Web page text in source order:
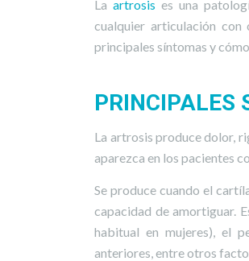
Laartrosis es una
cualquier articulación
principales síntomas y
PRINCIPALES
La artrosis produce dolor,
aparezca en los pacientes
Se produce cuando el
capacidad de amortiguar.
habitual en mujeres), el
anteriores, entre otros